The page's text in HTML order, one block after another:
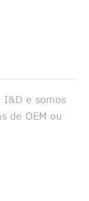
I&D e somos
de OEM ou